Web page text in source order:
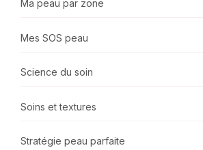
Ma peau par zone
Mes SOS peau
Science du soin
Soins et textures
Stratégie peau parfaite